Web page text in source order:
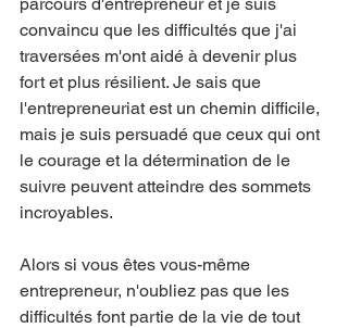
convaincu que les difficultés que j'ai
traversées m'ont aidé à devenir plus
fort et plus résilient. Je sais que
l'entrepreneuriat est un chemin difficile,
mais je suis persuadé que ceux qui ont
le courage et la détermination de le
suivre peuvent atteindre des sommets
incroyables.
Alors si vous êtes vous-même
entrepreneur, n'oubliez pas que les
difficultés font partie de la vie de tout